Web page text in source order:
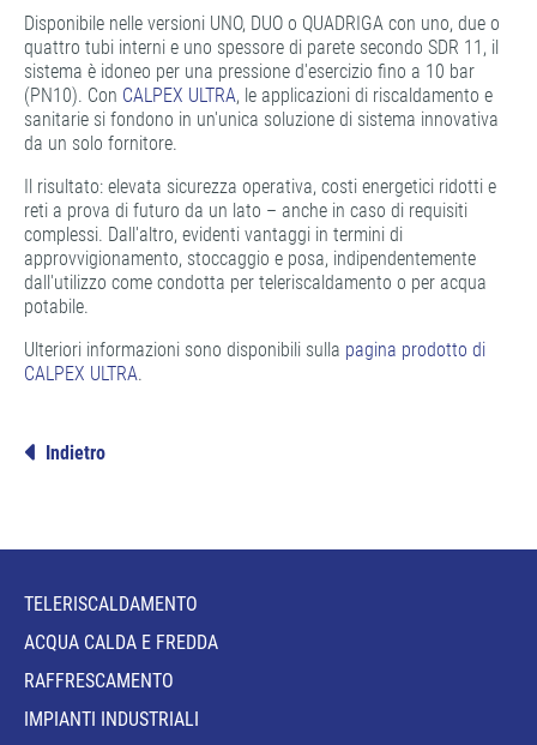
Disponibile nelle versioni UNO, DUO o QUADRIGA con uno, due o
quattro tubi interni e uno spessore di parete secondo SDR 11, il
sistema è idoneo per una pressione d'esercizio fino a 10 bar
(PN10). Con CALPEX ULTRA, le applicazioni di riscaldamento e
sanitarie si fondono in un'unica soluzione di sistema innovativa
da un solo fornitore.
Il risultato: elevata sicurezza operativa, costi energetici ridotti e
reti a prova di futuro da un lato – anche in caso di requisiti
complessi. Dall'altro, evidenti vantaggi in termini di
approvvigionamento, stoccaggio e posa, indipendentemente
dall'utilizzo come condotta per teleriscaldamento o per acqua
potabile.
Ulteriori informazioni sono disponibili sulla pagina prodotto di
CALPEX ULTRA.
Indietro
TELERISCALDAMENTO
ACQUA CALDA E FREDDA
RAFFRESCAMENTO
IMPIANTI INDUSTRIALI